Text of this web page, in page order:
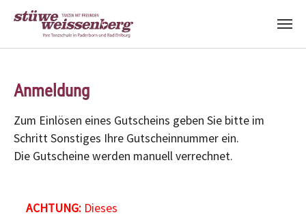
Anmeldung
Zum Einlösen eines Gutscheins geben Sie bitte im
Schritt Sonstiges Ihre Gutscheinnummer ein.
Die Gutscheine werden manuell verrechnet.
ACHTUNG:Dieses